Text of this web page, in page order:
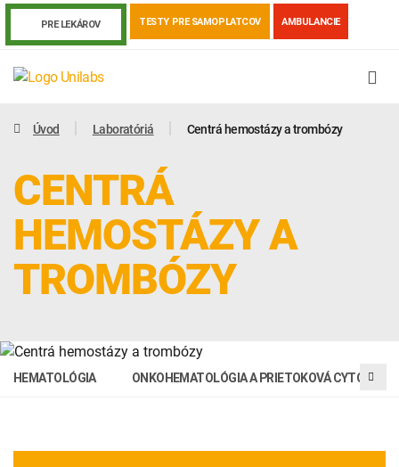
PRE LEKÁROV TESTY PRE SAMOPLATCOV AMBULANCIE
Výsledky vyšetrení Kortizol Odberová príručka
Human papillomavirus (HPV)
Úvod Laboratóriá Centrá hemostázy a trombózy
CENTRÁ
HEMOSTÁZY A
TROMBÓZY
HEMATOLÓGIA ONKOHEMATOLÓGIA A PRIETOKOVÁ